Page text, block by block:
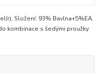
Složení: 93% Bavlna+5%EA,
kombinace s šedými proužky